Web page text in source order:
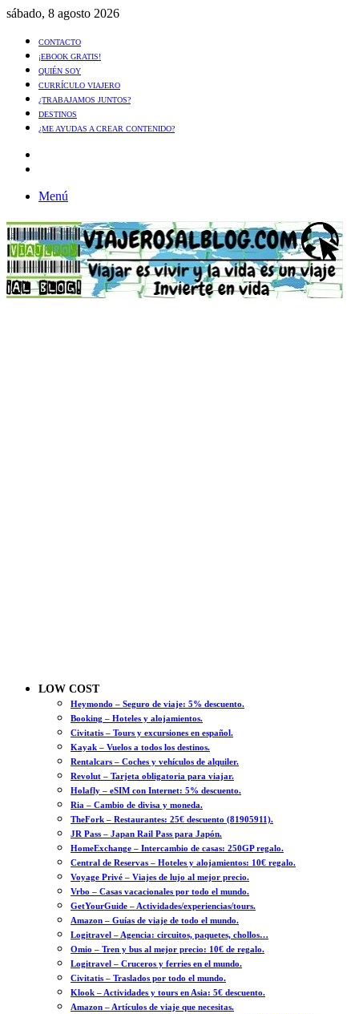
sábado, 8 agosto 2026
CONTACTO
¡EBOOK GRATIS!
QUIÉN SOY
CURRÍCULO VIAJERO
¿TRABAJAMOS JUNTOS?
DESTINOS
¿ME AYUDAS A CREAR CONTENIDO?
Menú
LOW COST
Heymondo – Seguro de viaje: 5% descuento.
Booking – Hoteles y alojamientos.
Civitatis – Tours y excursiones en español.
Kayak – Vuelos a todos los destinos.
Rentalcars – Coches y vehículos de alquiler.
Revolut – Tarjeta obligatoria para viajar.
Holafly – eSIM con Internet: 5% descuento.
Ria – Cambio de divisa y moneda.
TheFork – Restaurantes: 25€ descuento (81905911).
JR Pass – Japan Rail Pass para Japón.
HomeExchange – Intercambio de casas: 250GP regalo.
Central de Reservas – Hoteles y alojamientos: 10€ regalo.
Voyage Privé – Viajes de lujo al mejor precio.
Vrbo – Casas vacacionales por todo el mundo.
GetYourGuide – Actividades/experiencias/tours.
Amazon – Guías de viaje de todo el mundo.
Logitravel – Agencia: circuitos, paquetes, chollos…
Omio – Tren y bus al mejor precio: 10€ de regalo.
Logitravel – Cruceros y ferries en el mundo.
Civitatis – Traslados por todo el mundo.
Klook – Actividades y tours en Asia: 5€ descuento.
Amazon – Artículos de viaje que necesitas.